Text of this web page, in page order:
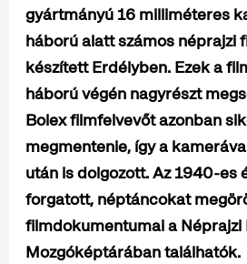
gyártmányú 16 milliméteres
háború alatt számos néprajzi
készített Erdélyben. Ezek a
háború végén nagyrészt
Bolex filmfelvevőt azonban
megmentenie, így a
után is dolgozott. Az 1940-es
forgatott, néptáncokat
filmdokumentumai a Néprajzi
Mozgóképtárában találhatók.